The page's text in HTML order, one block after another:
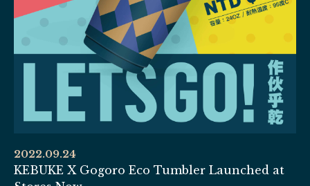
2022.09.24
KEBUKE X Gogoro Eco Tumbler Launched at